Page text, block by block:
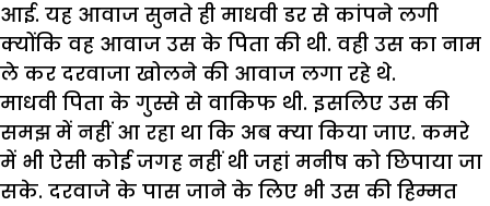
आई. यह आवाज सुनते ही माधवी डर से कांपने लगी
क्योंकि वह आवाज उस के पिता की थी. वही उस का नाम
ले कर दरवाजा खोलने की आवाज लगा रहे थे.
माधवी पिता के गुस्से से वाकिफ थी. इसलिए उस की
समझ में नहीं आ रहा था कि अब क्या किया जाए. कमरे
में भी ऐसी कोई जगह नहीं थी जहां मनीष को छिपाया जा
सके. दरवाजे के पास जाने के लिए भी उस की हिम्मत